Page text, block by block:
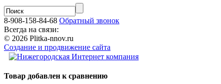
8-908-158-84-68 Обратный звонок
Всегда на связи:
© 2026 Plitka-nnov.ru
Создание и продвижение сайта
Товар добавлен к сравнению